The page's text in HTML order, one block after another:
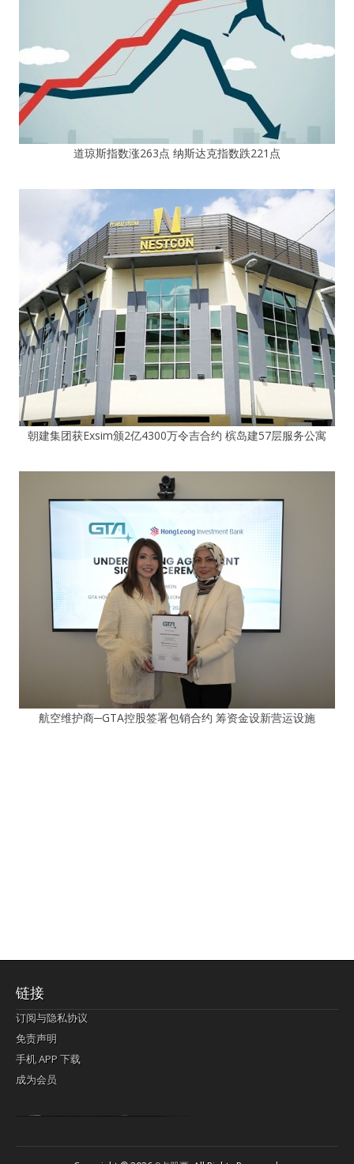
道琼斯指数涨263点 纳斯达克指数跌221点
朝建集团获Exsim颁2亿4300万令吉合约 槟岛建57层服务公寓
航空维护商─GTA控股签署包销合约 筹资金设新营运设施
链接
订阅与隐私协议
免责声明
手机 APP 下载
成为会员